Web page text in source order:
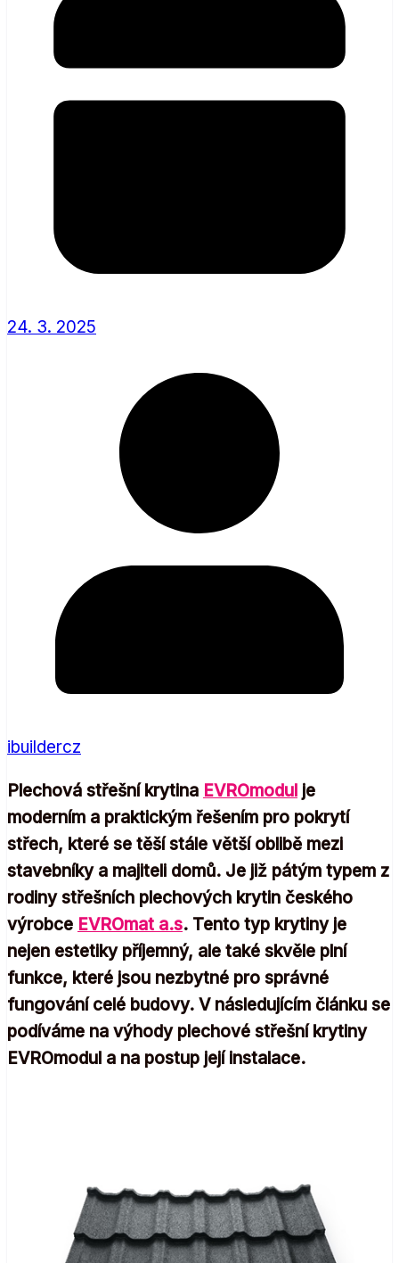
24. 3. 2025
ibuildercz
Plechová střešní krytina EVROmodul je
moderním a praktickým řešením pro pokrytí
střech, které se těší stále větší oblibě mezi
stavebníky a majiteli domů. Je již pátým typem z
rodiny střešních plechových krytin českého
výrobce EVROmat a.s. Tento typ krytiny je
nejen estetiky příjemný, ale také skvěle plní
funkce, které jsou nezbytné pro správné
fungování celé budovy. V následujícím článku se
podíváme na výhody plechové střešní krytiny
EVROmodul a na postup její instalace.